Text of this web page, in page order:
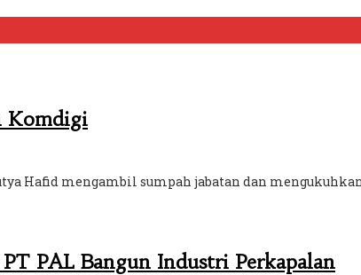
Komdigi
Hafid mengambil sumpah jabatan dan
PAL Bangun Industri Perkapalan